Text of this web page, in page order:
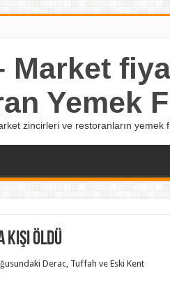
Yemek
zincirleri ve restoranların yemek
kişi öldü
Derac, Tuffah ve Eski Kent